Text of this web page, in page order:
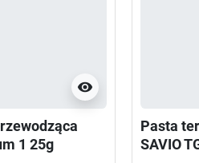
visibility
1 25g
Pasta
SAVIO